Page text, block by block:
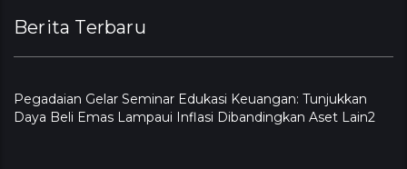
Berita Terbaru
Pegadaian Gelar Seminar Edukasi Keuangan: Tunjukkan
Daya Beli Emas Lampaui Inflasi Dibandingkan Aset Lain2